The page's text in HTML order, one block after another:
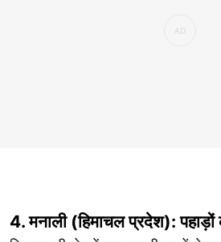
4. मनाली (हिमाचल प्रदेश): पहाड़ों